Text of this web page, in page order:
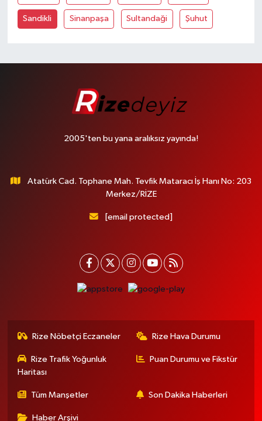
Sandikli Sinanpaşa Sultandaği Şuhut
2005'ten bu yana aralıksız yayında!
Atatürk Cad. Tophane Mah. Tevfik Mataracı İş Hanı No: 203
Merkez/RİZE
[email protected]
Rize Nöbetçi Eczaneler Rize Hava Durumu
Rize Trafik Yoğunluk
Haritası
Puan Durumu ve Fikstür
Tüm Manşetler Son Dakika Haberleri
Haber Arşivi